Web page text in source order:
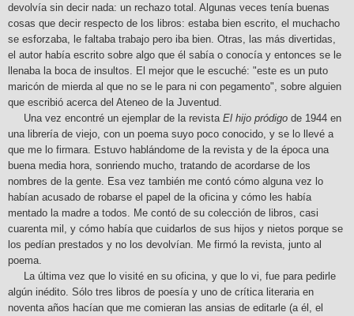
devolvía sin decir nada: un rechazo total. Algunas veces tenía buenas
cosas que decir respecto de los libros: estaba bien escrito, el muchacho
se esforzaba, le faltaba trabajo pero iba bien. Otras, las más divertidas,
el autor había escrito sobre algo que él sabía o conocía y entonces se le
llenaba la boca de insultos. El mejor que le escuché: "este es un puto
maricón de mierda al que no se le para ni con pegamento", sobre alguien
que escribió acerca del Ateneo de la Juventud.
Una vez encontré un ejemplar de la revista El hijo pródigo de 1944 en
una librería de viejo, con un poema suyo poco conocido, y se lo llevé a
que me lo firmara. Estuvo hablándome de la revista y de la época una
buena media hora, sonriendo mucho, tratando de acordarse de los
nombres de la gente. Esa vez también me contó cómo alguna vez lo
habían acusado de robarse el papel de la oficina y cómo les había
mentado la madre a todos. Me contó de su colección de libros, casi
cuarenta mil, y cómo había que cuidarlos de sus hijos y nietos porque se
los pedían prestados y no los devolvían. Me firmó la revista, junto al
poema.
La última vez que lo visité en su oficina, y que lo vi, fue para pedirle
algún inédito. Sólo tres libros de poesía y uno de crítica literaria en
noventa años hacían que me comieran las ansias de editarle (a él, el